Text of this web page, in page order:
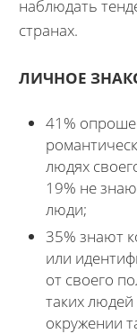
наблюдать
странах.
ЛИЧНОЕ
41%
людях
19% не
люди;
35% знают
или
от своего
таких
окружении